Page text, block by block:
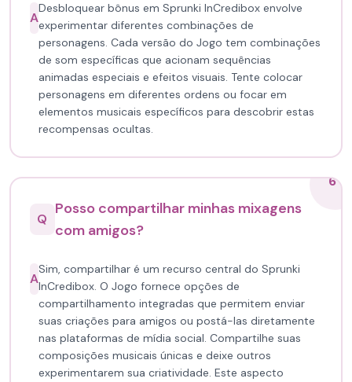
A
Desbloquear bônus em Sprunki InCredibox envolve
experimentar diferentes combinações de
personagens. Cada versão do Jogo tem combinações
de som específicas que acionam sequências
animadas especiais e efeitos visuais. Tente colocar
personagens em diferentes ordens ou focar em
elementos musicais específicos para descobrir estas
recompensas ocultas.
6
Q
Posso compartilhar minhas mixagens
com amigos?
A
Sim, compartilhar é um recurso central do Sprunki
InCredibox. O Jogo fornece opções de
compartilhamento integradas que permitem enviar
suas criações para amigos ou postá-las diretamente
nas plataformas de mídia social. Compartilhe suas
composições musicais únicas e deixe outros
experimentarem sua criatividade. Este aspecto